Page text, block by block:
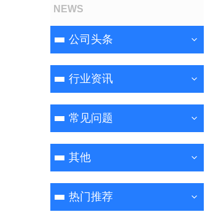
NEWS
公司头条
行业资讯
常见问题
其他
热门推荐